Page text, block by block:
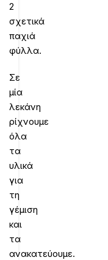
2
σχετικά
παχιά
φύλλα.
Σε
μία
λεκάνη
ρίχνουμε
όλα
τα
υλικά
για
τη
γέμιση
και
τα
ανακατεύουμε.